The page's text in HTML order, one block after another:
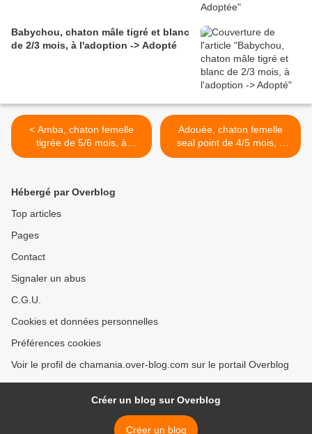
Babychou, chaton mâle tigré et blanc
de 2/3 mois, à l'adoption -> Adopté
< Amba, chaton femelle
tigrée de 5/6 mois, à
l'adoption -> adoptée
Adouée, chaton femelle
seal point de 4/5 mois, à
l'adoption -> adoptée >
Hébergé par Overblog
Top articles
Pages
Contact
Signaler un abus
C.G.U.
Cookies et données personnelles
Préférences cookies
Voir le profil de chamania.over-blog.com sur le portail Overblog
Créer un blog sur Overblog
Créer un blog